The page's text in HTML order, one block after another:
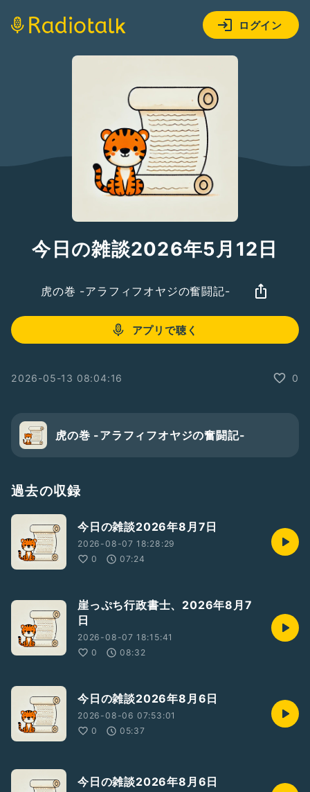
ログイン
今日の雑談2026年5月12日
虎の巻 -アラフィフオヤジの奮闘記-
アプリで聴く
2026-05-13 08:04:16 0
虎の巻 -アラフィフオヤジの奮闘記-
過去の収録
今日の雑談2026年8月7日
2026-08-07 18:28:29
0
07:24
崖っぷち行政書士、2026年8月7
日
2026-08-07 18:15:41
0
08:32
今日の雑談2026年8月6日
2026-08-06 07:53:01
0
05:37
今日の雑談2026年8月6日